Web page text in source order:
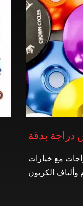
بدقة
مع خيارات